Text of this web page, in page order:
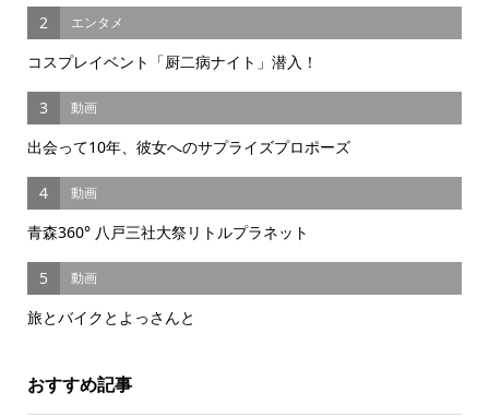
2 エンタメ
コスプレイベント「厨二病ナイト」潜入！
3 動画
出会って10年、彼女へのサプライズプロポーズ
4 動画
青森360° 八戸三社大祭リトルプラネット
5 動画
旅とバイクとよっさんと
おすすめ記事